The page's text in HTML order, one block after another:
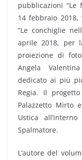
pubblicazioni “Le
14 febbraio 2018,
“Le conchiglie
aprile 2018, per
proiezione di
Angela
dedicato ai più
Regia. Il
Palazzetto Mirto
Ustica
Spalmatore.
L’autore del